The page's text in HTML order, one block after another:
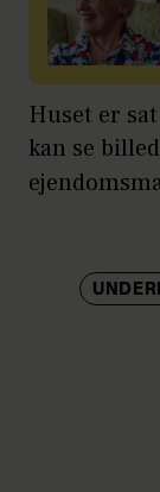
Huset er
kan se